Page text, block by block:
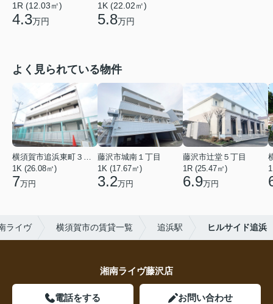
1R (12.03㎡)
4.3万円
1K (22.02㎡)
5.8万円
よく見られている物件
横須賀市追浜東町３丁目
1K (26.08㎡)
7万円
藤沢市城南１丁目
1K (17.67㎡)
3.2万円
藤沢市辻堂５丁目
1R (25.47㎡)
6.9万円
ライヴ 横須賀市の賃貸一覧 追浜駅 ヒルサイド追浜
湘南ライヴ藤沢店
電話をする お問い合わせ